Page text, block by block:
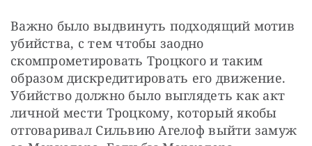
Важно было выдвинуть подходящий мотив
убийства, с тем чтобы заодно
скомпрометировать Троцкого и таким
образом дискредитировать его движение.
Убийство должно было выглядеть как акт
личной мести Троцкому, который якобы
отговаривал Сильвию Агелоф выйти замуж